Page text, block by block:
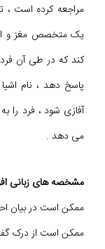
مراجعه کرده است
یک متخصص مغز و
کند که در طی آن
پاسخ دهد ، نام
آفازی شود ، فرد را
می دهد .
مشخصه های زبانی
ممکن است در بیان
ممکن است از درک